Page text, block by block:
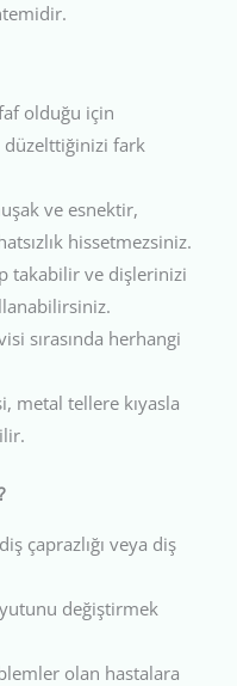
olduğu için
düzelttiğinizi fark
ve esnektir,
hissetmezsiniz.
takabilir ve dişlerinizi
sırasında herhangi
metal tellere kıyasla
çaprazlığı veya diş
değiştirmek
olan hastalara